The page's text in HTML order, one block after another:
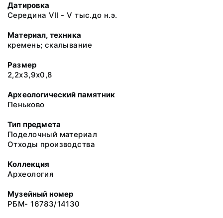
Датировка
Середина VII - V тыс.до н.э.
Материал, техника
кремень; скалывание
Размер
2,2х3,9х0,8
Археологический памятник
Пеньково
Тип предмета
Поделочный материал
Отходы производства
Коллекция
Археология
Музейный номер
РБМ- 16783/14130